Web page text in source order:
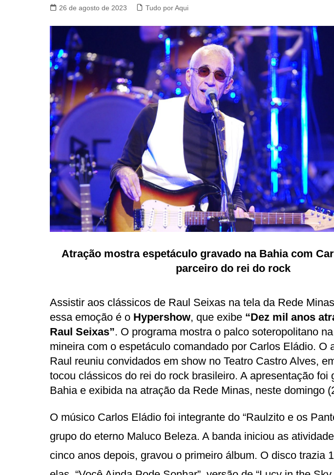
26 de agosto de 2023 Tudo por Aqui
Atração mostra espetáculo gravado na Bahia com
parceiro do rei do rock
Assistir aos clássicos de Raul Seixas na tela da Rede
essa emoção é o Hypershow, que exibe “Dez mil anos
Raul Seixas”. O programa mostra o palco soteropolitano
mineira com o espetáculo comandado por Carlos Eládio. O
Raul reuniu convidados em show no Teatro Castro Alves,
tocou clássicos do rei do rock brasileiro. A apresentação foi
Bahia e exibida na atração da Rede Minas, neste domingo
O músico Carlos Eládio foi integrante do “Raulzito e os
grupo do eterno Maluco Beleza. A banda iniciou as
cinco anos depois, gravou o primeiro álbum. O disco trazia